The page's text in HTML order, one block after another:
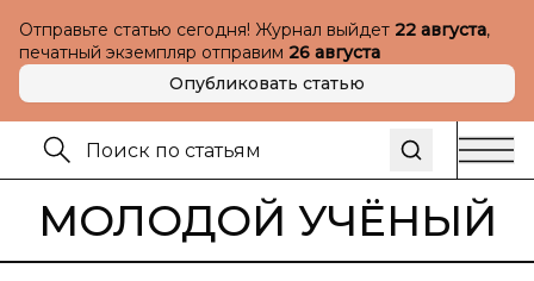
Отправьте статью сегодня! Журнал выйдет 22 августа,
печатный экземпляр отправим 26 августа
Опубликовать статью
МОЛОДОЙ УЧЁНЫЙ